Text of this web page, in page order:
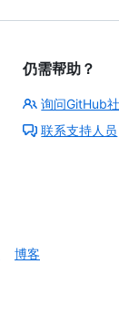
仍需帮助？
询问GitHub
联系支持人员
博客